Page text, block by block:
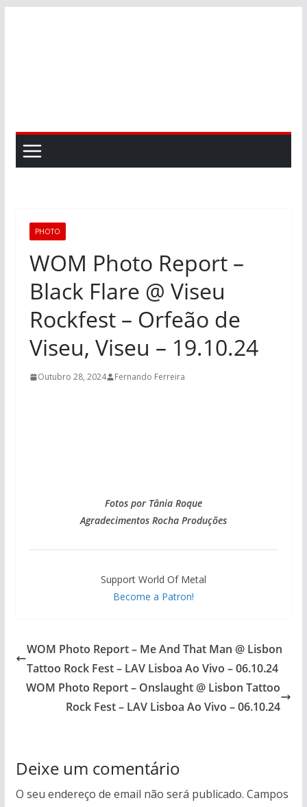
PHOTO
WOM Photo Report –
Black Flare @ Viseu
Rockfest – Orfeão de
Viseu, Viseu – 19.10.24
Outubro 28, 2024 Fernando Ferreira
Fotos por Tânia Roque
Agradecimentos Rocha Produções
Support World Of Metal
Become a Patron!
WOM Photo Report – Me And That Man @ Lisbon
Tattoo Rock Fest – LAV Lisboa Ao Vivo – 06.10.24
WOM Photo Report – Onslaught @ Lisbon Tattoo
Rock Fest – LAV Lisboa Ao Vivo – 06.10.24
Deixe um comentário
O seu endereço de email não será publicado. Campos